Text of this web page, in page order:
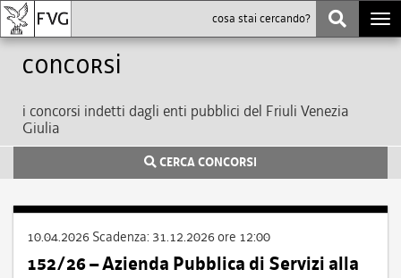
Concorsi
i concorsi indetti dagli enti pubblici del Friuli Venezia
Giulia
CERCA CONCORSI
10.04.2026 Scadenza: 31.12.2026 ore 12:00
152/26 – Azienda Pubblica di Servizi alla